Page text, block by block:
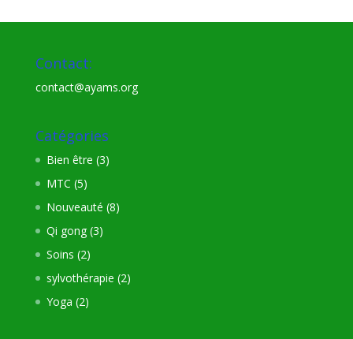
Contact:
contact@ayams.org
Catégories
Bien être (3)
MTC (5)
Nouveauté (8)
Qi gong(3)
Soins (2)
sylvothérapie (2)
Yoga (2)